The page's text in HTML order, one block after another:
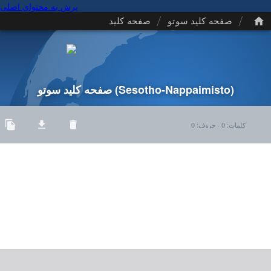
پرش به محتوای اصلی
/ صفحه کلید سوتو / صفحه کلید
صفحه کلید سوتو(Sesotho-Nappaimisto)
کلمات:
0
· حروف:
0